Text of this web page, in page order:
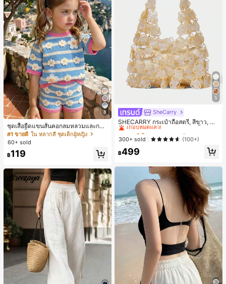
8
ชุดเสื้อยืดแขนสั้นคอกลมหลวมและกาง
เกงขาสั้นไบค์เกอร์รัดรูปสำหรับเด็กผู้ห
ญิง สไตล์มินิมอล เหมาะสำหรับฤดูใบไ
ม้ผลิและฤดูร้อน
#1 ขายดี ใน หลากสี ชุดเด็กผู้หญิง
60+ sold
฿119
5
SheCarry
SHECARRY กระเป๋าถือสตรี, สีขาว, แฟ
ชั่น, สง่างาม, วันหยุด, งานปาร์ตี้
#1 ขายดี
เกือบหมดแล้ว!
#1 ขายดี
เกือบหมดแล้ว!
#1 ขายดี
เกือบหมดแล้ว!
#1 ขายดี
ใน บรรยากาศฤดูร้อน กระเป๋าหูหิ้วด้านบนผู้หญิง
เกือบหมดแล้ว!
300+ sold (100+)
฿499